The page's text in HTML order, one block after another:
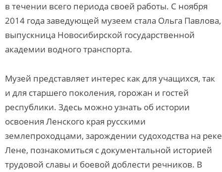
в течении всего периода своей работы. С ноября
2014 года заведующей музеем стала Ольга Павлова,
выпускница Новосибирской государственной
академии водного транспорта.
Музей представляет интерес как для учащихся, так
и для старшего поколения, горожан и гостей
республики. Здесь можно узнать об истории
освоения Ленского края русскими
землепроходцами, зарождении судоходства на реке
Лене, познакомиться с документальной историей
трудовой славы и боевой доблести речников. В